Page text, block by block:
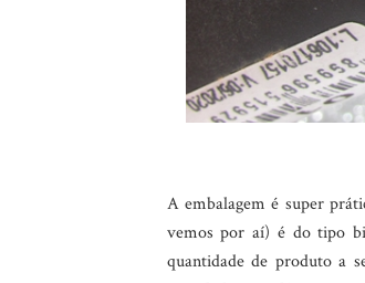
A embalagem é super
vemos por aí) é do tipo
quantidade de produto a